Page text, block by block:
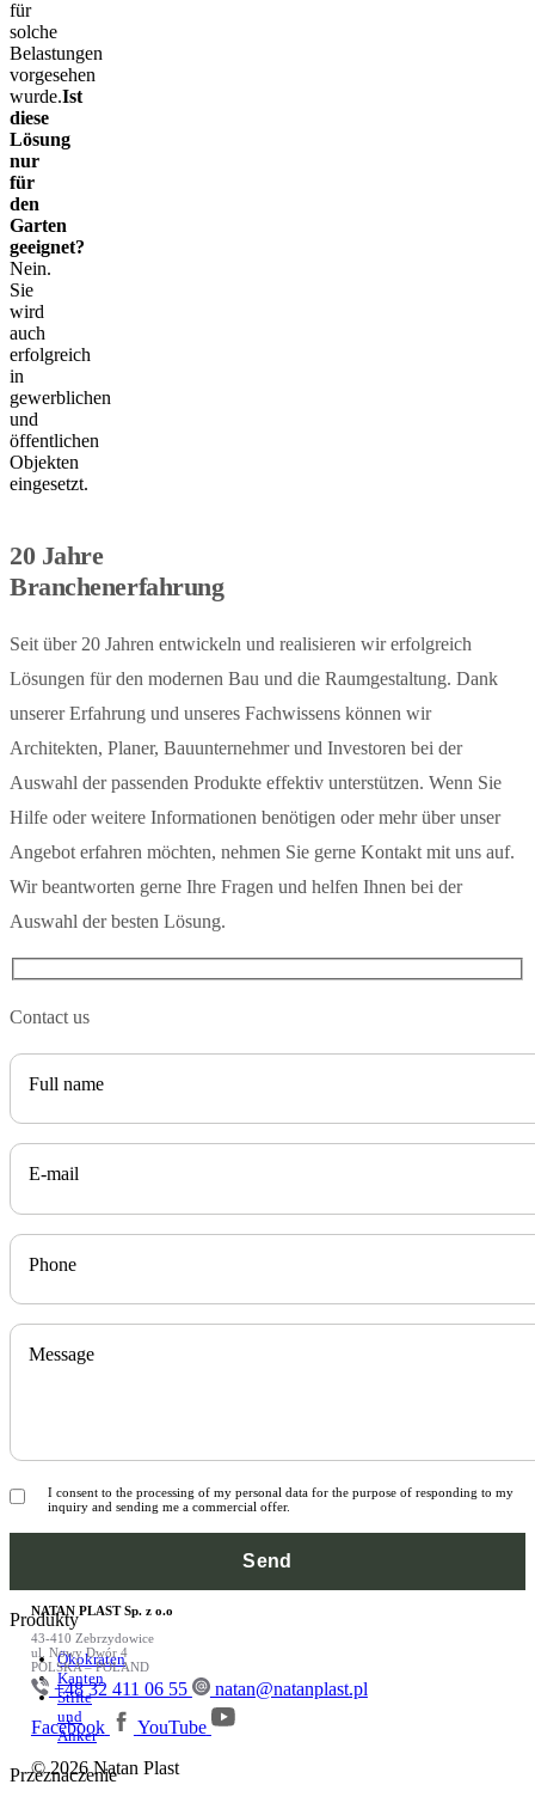
für
solche
Belastungen
vorgesehen
wurde.Ist
diese
Lösung
nur
für
den
Garten
geeignet?
Nein.
Sie
wird
auch
erfolgreich
in
gewerblichen
und
öffentlichen
Objekten
eingesetzt.
20 Jahre
Branchenerfahrung
Seit über 20 Jahren entwickeln und realisieren wir erfolgreich
Lösungen für den modernen Bau und die Raumgestaltung. Dank
unserer Erfahrung und unseres Fachwissens können wir
Architekten, Planer, Bauunternehmer und Investoren bei der
Auswahl der passenden Produkte effektiv unterstützen. Wenn Sie
Hilfe oder weitere Informationen benötigen oder mehr über unser
Angebot erfahren möchten, nehmen Sie gerne Kontakt mit uns auf.
Wir beantworten gerne Ihre Fragen und helfen Ihnen bei der
Auswahl der besten Lösung.
Contact us
Full name
E-mail
Phone
Message
I consent to the processing of my personal data for the purpose of responding to my
inquiry and sending me a commercial offer.
Produkty
Ökokraten
Kanten
Stifte
und
Anker
Przeznaczenie
NATAN PLAST Sp. z o.o
43-410 Zebrzydowice
ul. Nowy Dwór 4
POLSKA – POLAND
+48 32 411 06 55
natan@natanplast.pl
Facebook
YouTube
© 2026 Natan Plast